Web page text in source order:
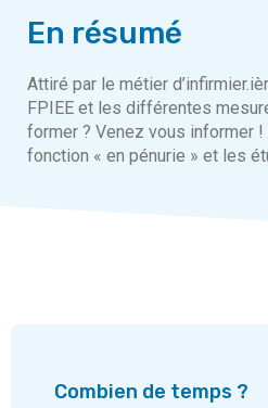
En résumé
Attiré par le métier
FPIEE et les différentes
former ? Venez vous informer
fonction « en pénurie » et les
Combien de temps ?